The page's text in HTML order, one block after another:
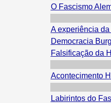
O Fascismo
A experiência
Democracia
Falsificação da
Acontecimento
Labirintos do